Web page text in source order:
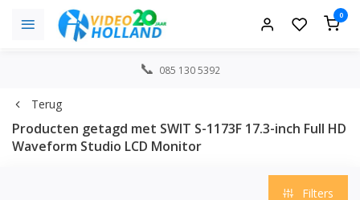
0
085 130 5392
Terug
Producten getagd met SWIT S-1173F 17.3-inch Full HD
Waveform Studio LCD Monitor
Filters